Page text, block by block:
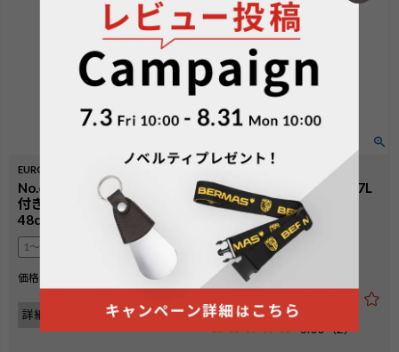
EURO CITYⅢ
No.60526：サイドポケット
付きフロントオープン 35L
48cm
1〜2泊
価格
詳細を見る
No.60541：ファスナー57L
58cm
3〜4泊
価格 ¥31,900
5.00（2）